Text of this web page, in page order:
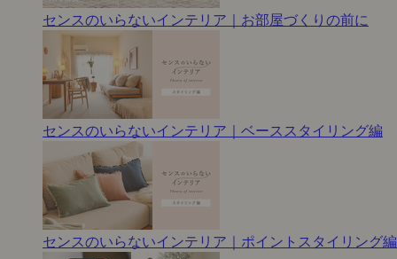
センスのいらないインテリア｜お部屋づくりの前に
センスのいらないインテリア｜ベーススタイリング編
センスのいらないインテリア｜ポイントスタイリング編